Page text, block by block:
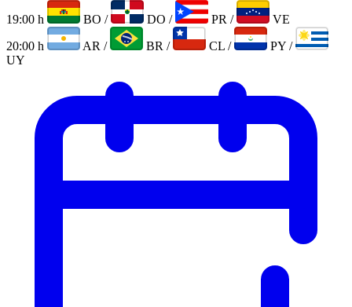
19:00 h
BO / DO / PR /
VE
20:00 h
AR / BR / CL / PY /
UY